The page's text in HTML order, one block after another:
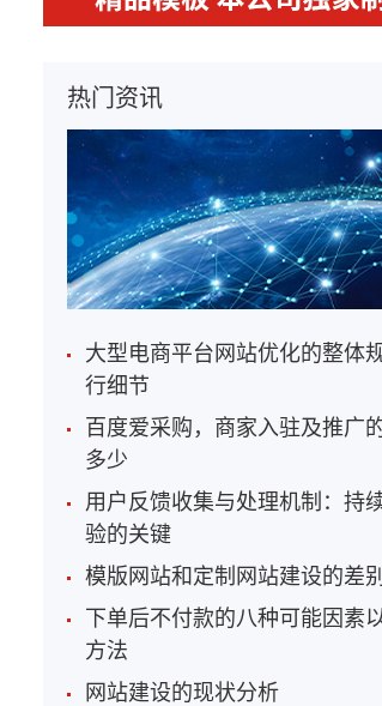
热门资讯
大型电商平台网站优化的整体
行细节
百度爱采购，商家入驻及推广
多少
用户反馈收集与处理机制：持
验的关键
模版网站和定制网站建设的差别
下单后不付款的八种可能因素
方法
网站建设的现状分析